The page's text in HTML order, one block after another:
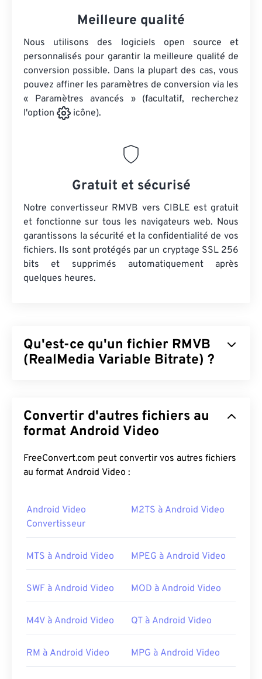
Meilleure qualité
Nous utilisons des logiciels open source et
personnalisés pour garantir la meilleure qualité de
conversion possible. Dans la plupart des cas, vous
pouvez affiner les paramètres de conversion via les
« Paramètres avancés » (facultatif, recherchez
l'option
icône).
Gratuit et sécurisé
Notre convertisseur RMVB vers CIBLE est gratuit
et fonctionne sur tous les navigateurs web. Nous
garantissons la sécurité et la confidentialité de vos
fichiers. Ils sont protégés par un cryptage SSL 256
bits et supprimés automatiquement après
quelques heures.
Qu'est-ce qu'un fichier RMVB
(RealMedia Variable Bitrate) ?
RealMedia. Il utilise la compression à débit variable
(VBR), ce qui signifie qu'il ajuste la bande passante
segment de contenu multimédia, comme les
scènes à forte ou faible action.
?
RMVB sous Windows, Mac OS X et Linux. Depuis le
RealPlayer est la plateforme par défaut pour ce
sous-titres et le streaming.
RMVB, notammentVLC Media Player etALLPlayer
Convertir d'autres fichiers au
format Android Video
FreeConvert.com peut convertir vos autres fichiers
au format Android Video :
Android Video
Convertisseur
M2TS à Android Video
MTS à Android Video MPEG à Android Video
SWF à Android Video MOD à Android Video
M4V à Android Video QT à Android Video
RM à Android Video MPG à Android Video